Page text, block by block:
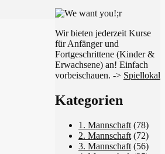
Wir bieten jederzeit Kurse
für Anfänger und
Fortgeschrittene (Kinder &
Erwachsene) an! Einfach
vorbeischauen. -> Spiellokal
Kategorien
1. Mannschaft (78)
2. Mannschaft (72)
3. Mannschaft (56)